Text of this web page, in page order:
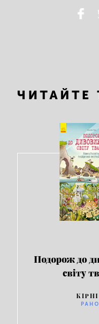
ЧИТАЙТЕ
Подорож до
світу